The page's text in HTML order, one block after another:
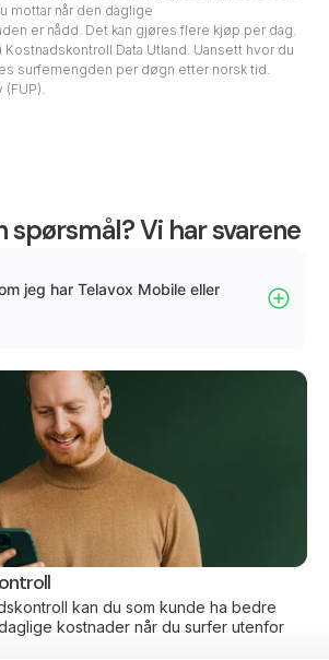
mottar når den daglige
er nådd. Det kan gjøres flere kjøp per dag.
Kostnadskontroll Data Utland. Uansett hvor du
surfemengden per døgn etter norsk tid.
spørsmål? Vi har svarene
jeg har Telavox Mobile eller
kan du som kunde ha bedre
kostnader når du surfer utenfor